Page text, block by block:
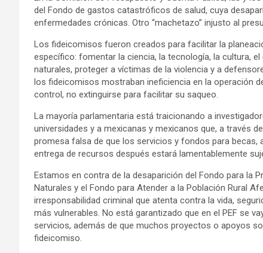
del Fondo de gastos catastróficos de salud, cuya
enfermedades crónicas. Otro “machetazo” injusto al
Los fideicomisos fueron creados para facilitar la
específico: fomentar la ciencia, la tecnología, la cultura,
naturales, proteger a víctimas de la violencia y a
los fideicomisos mostraban ineficiencia en la operación
control, no extinguirse para facilitar su saqueo.
La mayoría parlamentaria está traicionando a
universidades y a mexicanas y mexicanos que, a través
promesa falsa de que los servicios y fondos para
entrega de recursos después estará lamentablemente
Estamos en contra de la desaparición del Fondo para la
Naturales y el Fondo para Atender a la Población Rural
irresponsabilidad criminal que atenta contra la vida,
más vulnerables. No está garantizado que en el PEF se
servicios, además de que muchos proyectos o apoyos
fideicomiso.